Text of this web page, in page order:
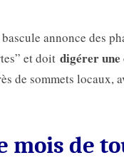
annonce des
et doit digérer une
de sommets locaux,
mois de